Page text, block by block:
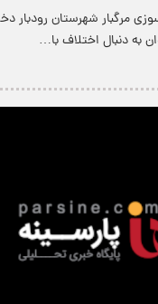
به دنبال اختلاف با…